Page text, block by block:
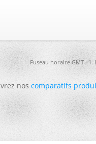
Fuseau horaire GMT
noscomparatifs